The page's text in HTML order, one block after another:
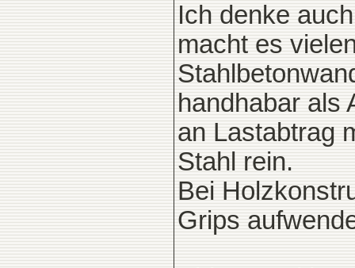
Ich denke
macht es
handhabar als
an Lastabtrag
Stahl rein.
Bei
Grips